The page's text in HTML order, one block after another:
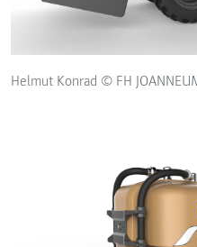
Helmut Konrad © FH